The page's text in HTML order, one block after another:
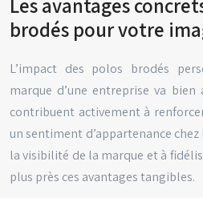
brodés pour votre
L’impact des polos brodés
marque d’une entreprise va bien
contribuent activement à
un sentiment d’appartenance
la visibilité de la marque et à
plus près ces avantages tangibles.